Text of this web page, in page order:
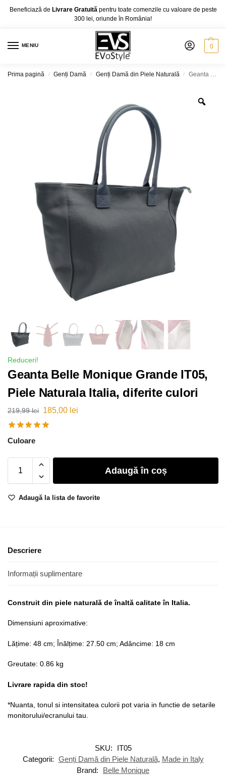
Beneficiază de Livrare Gratuită pentru toate comenzile cu valoare de peste
300 lei, oriunde în România!
MENIU 0
Prima pagină / Genți Damă / Genți Damă din Piele Naturală / Geanta Belle Monique Grande IT05, Piele Naturala Italia, diferite culori
Reduceri!
Geanta Belle Monique Grande IT05,
Piele Naturala Italia, diferite culori
219,99lei 185,00 lei
Culoare
Adaugă în coș
Adaugă la lista de favorite
Descriere
Informații suplimentare
Construit din piele naturală de înaltă calitate în Italia.
Dimensiuni aproximative:
Lățime: 48 cm; Înălțime: 27.50 cm; Adâncime: 18 cm
Greutate: 0.86 kg
Livrare rapida din stoc!
*Nuanta, tonul si intensitatea culorii pot varia in functie de setarile
monitorului/ecranului tau.
SKU:
IT05
Categorii: Genți Damă din Piele Naturală, Made in Italy
Brand:
Belle Monique